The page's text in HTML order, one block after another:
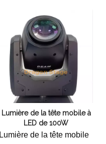
Lumière de la tête mobile à
LED de 100W
Lumière de la tête mobile